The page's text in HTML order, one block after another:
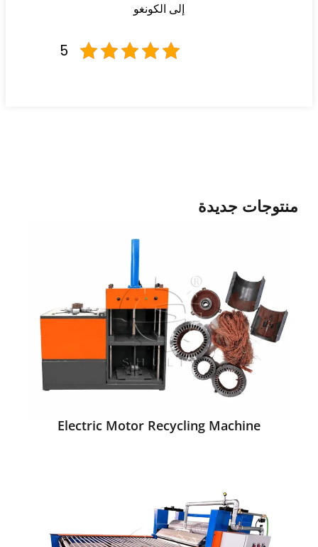
5
جديدة
Electric Motor Recycling Machine